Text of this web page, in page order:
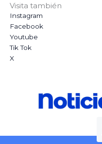
Visita también
Instagram
Facebook
Youtube
Tik Tok
X